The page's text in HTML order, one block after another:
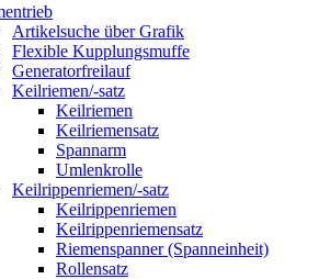
Artikelsuche über Grafik
Flexible Kupplungsmuffe
Generatorfreilauf
Keilriemen/-satz
Keilriemen
Keilriemensatz
Spannarm
Umlenkrolle
Keilrippenriemen/-satz
Keilrippenriemen
Keilrippenriemensatz
Riemenspanner (Spanneinheit)
Rollensatz